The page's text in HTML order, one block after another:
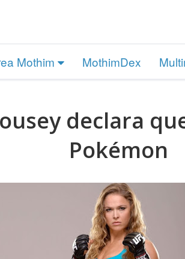
Mothim MothimDex
declara
Pokémon